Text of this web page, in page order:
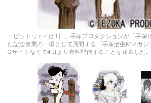
ビットウェイは1日、手塚プロダクションが「手塚
た記念事業の一環として展開する「手塚治虫Mマガ
Cサイトなどで4日より有料配信することを発表した。